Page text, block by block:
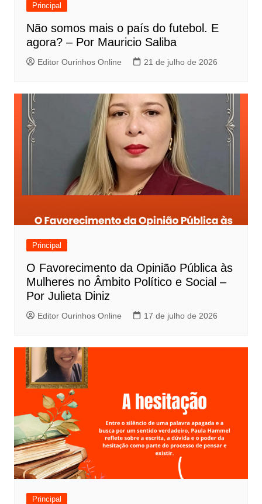
Principal
Não somos mais o país do futebol. E
agora? – Por Mauricio Saliba
Editor Ourinhos Online 21 de julho de 2026
Principal
O Favorecimento da Opinião Pública às
Mulheres no Âmbito Político e Social –
Por Julieta Diniz
Editor Ourinhos Online 17 de julho de 2026
Principal